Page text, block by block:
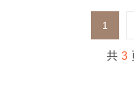
1
共 3